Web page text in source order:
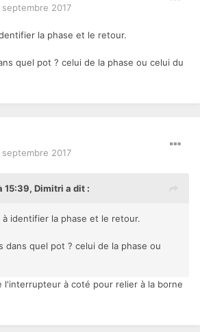
septembre 2017
la phase et le retour.
quel pot ? celui de la phase ou celui du
septembre 2017
15:39, Dimitri a dit :
identifier la phase et le retour.
dans quel pot ? celui de la phase ou
l'interrupteur à coté pour relier à la borne